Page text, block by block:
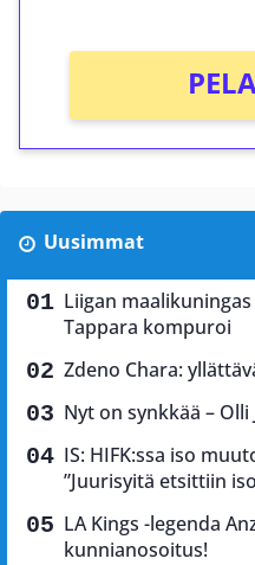
Uusimmat
Liigan
Tappara kompuroi
Zdeno Chara:
Nyt on synkkää –
IS: HIFK:ssa iso
”Juurisyitä etsittiin
LA Kings -legenda
kunnianosoitus!